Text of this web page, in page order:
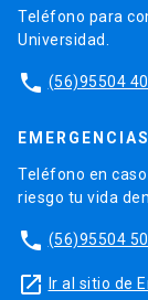
Teléfono para
Universidad.
phone (56)95504
Teléfono en
riesgo tu vida
phone (56)95504
launch Ir al sitio de